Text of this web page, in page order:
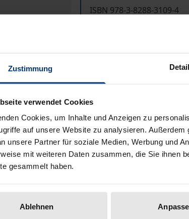
Zustimmung
verwendet Cookies
Cookies, um Inhalte und Anzeigen zu
auf unsere Website zu analysieren.
unsere Partner für soziale Medien, Werbung und
mit weiteren Daten zusammen, die Sie ihnen
gesammelt haben.
Ablehnen
ISBN 978-3-8288-3109-4
Prices include VAT.
Delivery cost notice
Bibliographical
von Energie und Rohstoffen betrifft oder
neigt der Mensch dazu, es zu vereinfachen